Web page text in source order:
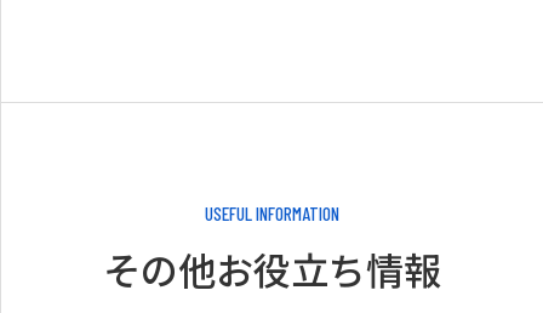
USEFUL INFORMATION
その他お役立ち情報